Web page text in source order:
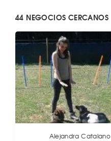
44 NEGOCIOS CERCANOS
Alejandra Catalano